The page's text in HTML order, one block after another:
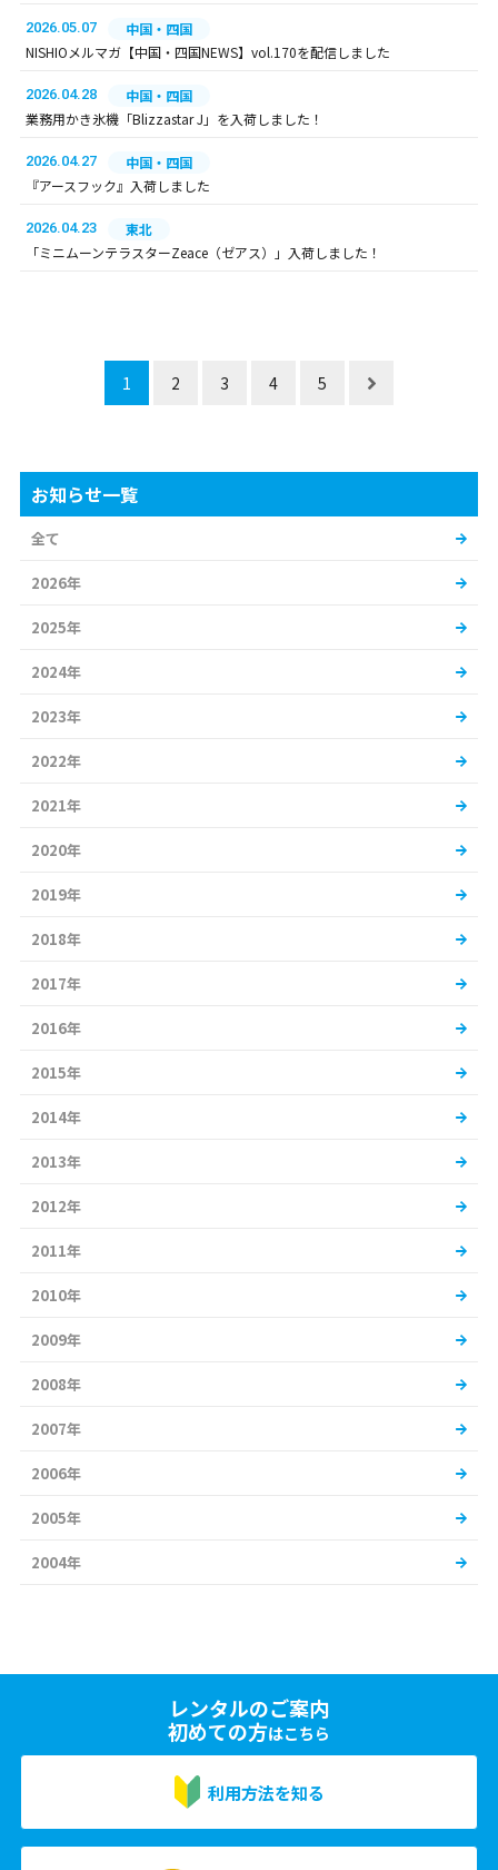
2026.05.07
中国・四国
NISHIOメルマガ【中国・四国NEWS】vol.170を配信しました
2026.04.28
中国・四国
業務用かき氷機「Blizzastar J」を入荷しました！
2026.04.27
中国・四国
『アースフック』入荷しました
2026.04.23
東北
「ミニムーンテラスターZeace（ゼアス）」入荷しました！
1 2 3 4 5
お知らせ一覧
全て
2026年
2025年
2024年
2023年
2022年
2021年
2020年
2019年
2018年
2017年
2016年
2015年
2014年
2013年
2012年
2011年
2010年
2009年
2008年
2007年
2006年
2005年
2004年
レンタルのご案内
初めての方はこちら
利用方法を知る